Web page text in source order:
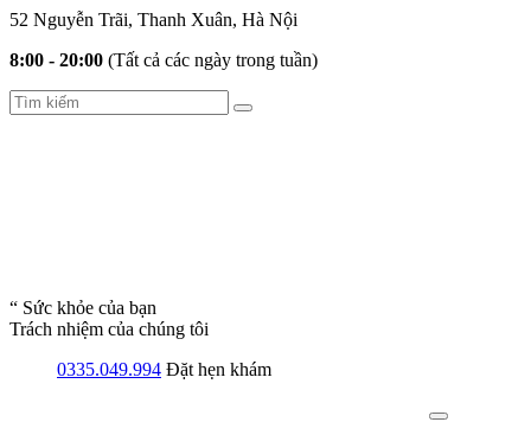
52 Nguyễn Trãi, Thanh Xuân, Hà Nội
8:00 - 20:00 (Tất cả các ngày trong tuần)
“ Sức khỏe của bạn
Trách nhiệm của chúng tôi
0335.049.994 Đặt hẹn khám